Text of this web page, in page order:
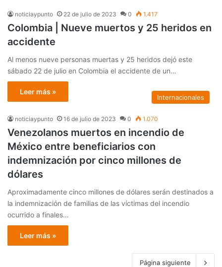
noticiaypunto 22 de julio de 2023 0 1.417
Colombia | Nueve muertos y 25 heridos en
accidente
Al menos nueve personas muertas y 25 heridos dejó este
sábado 22 de julio en Colombia el accidente de un…
Leer más »
Internacionales
noticiaypunto 16 de julio de 2023 0 1.070
Venezolanos muertos en incendio de
México entre beneficiarios con
indemnización por cinco millones de
dólares
Aproximadamente cinco millones de dólares serán destinados a
la indemnización de familias de las víctimas del incendio
ocurrido a finales…
Leer más »
Página siguiente